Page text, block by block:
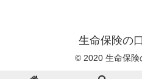
生命保険の
© 2020 生命保険